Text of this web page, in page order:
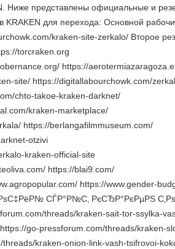
Ниже представлены официальные и
KRAKEN для перехода: Основной
kraken-site-zerkalo/ Второе
torcraken.org
https://
site/ https://digitallabourchowk.com/
chto-takoe-kraken-darknet/
kraken-marketplace/
https://berlangafilmmuseum.com/
otzivi
kraken-official-site
https://blai9.com/
https://www.gender-
СЃР°Р№С‚ РєСЂР°РєРµРЅ
threads/kraken-sait-tor-ssylka-
go-pressforum.com/threads/kraken-
kraken-onion-link-vash-tsifrovoi-